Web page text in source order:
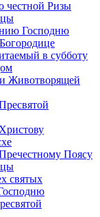
честной Ризы
Господню
в субботу
Животворящей
Поясу
святых